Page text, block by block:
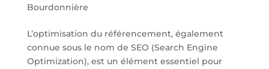
Bourdonnière
L’optimisation du référencement, également
connue sous le nom de SEO (Search Engine
Optimization), est un élément essentiel pour